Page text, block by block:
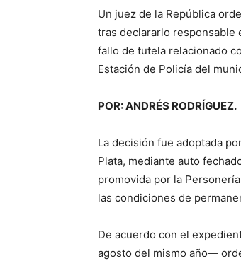
Un juez de la República
tras declararlo responsable
fallo de tutela relacionado
Estación de Policía del
POR: ANDRÉS RODRÍGUEZ.
La decisión fue adoptada
Plata, mediante auto
promovida por la
las condiciones de
De acuerdo con el
agosto del mismo año—